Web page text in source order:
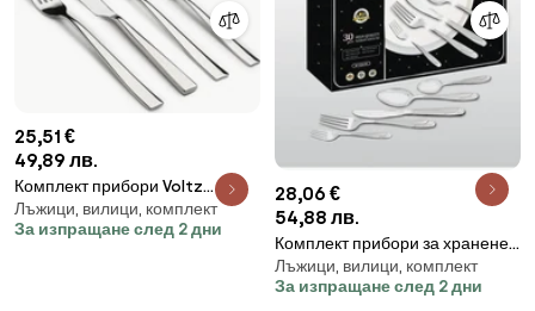
25,51 €
49,89 лв.
Комплект прибори Voltz
V51512A24, 24 части, Сребрист
Лъжици, вилици, комплект
За изпращане след 2 дни
28,06 €
54,88 лв.
Комплект прибори за хранене
Bohmann BP A30-SM, Кутия, 30
бр, Инокс
Лъжици, вилици, комплект
За изпращане след 2 дни